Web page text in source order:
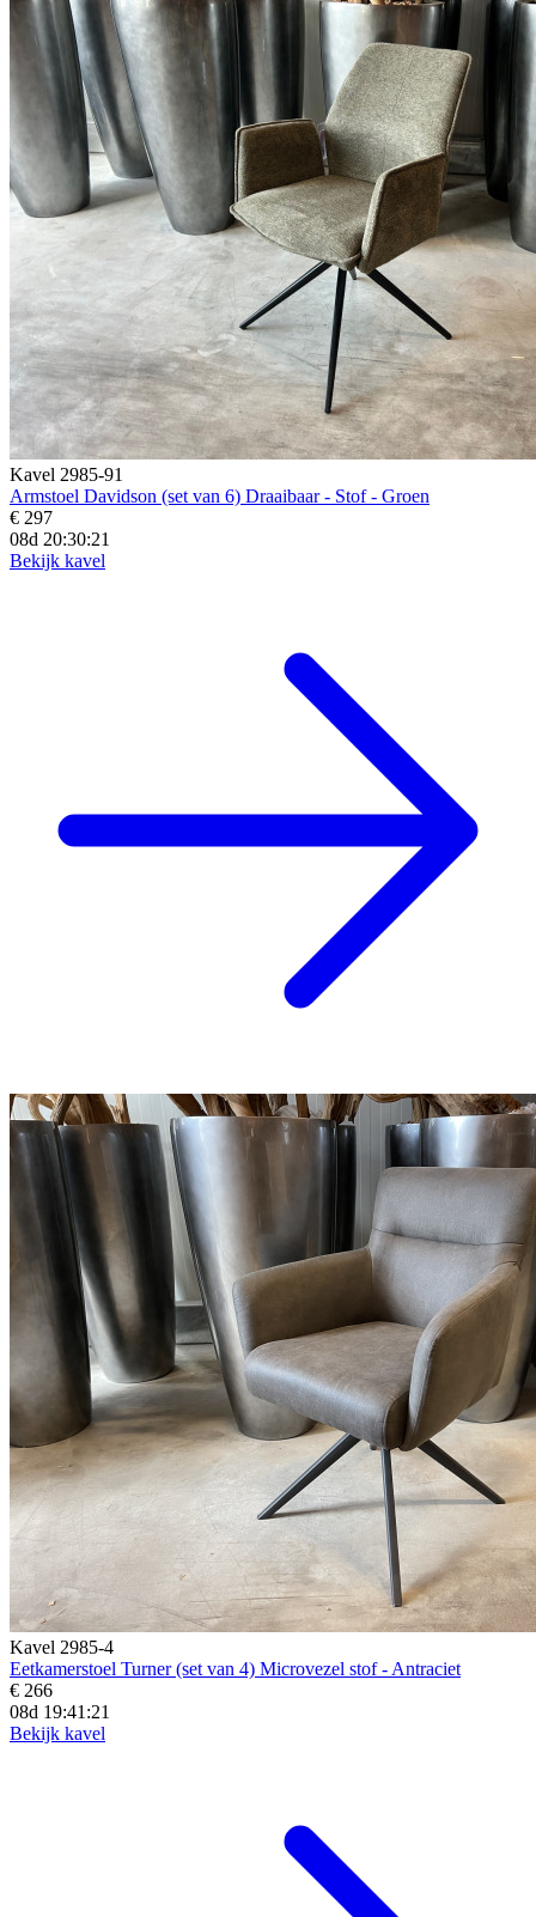
Kavel 2985-91
Armstoel Davidson (set van 6) Draaibaar - Stof - Groen
€ 297
08d 20:30:19
Bekijk kavel
Kavel 2985-4
Eetkamerstoel Turner (set van 4) Microvezel stof - Antraciet
€ 266
08d 19:41:19
Bekijk kavel